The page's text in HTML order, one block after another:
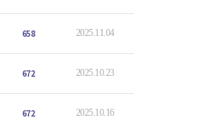
658 2025.11.04
672 2025.10.23
672 2025.10.16